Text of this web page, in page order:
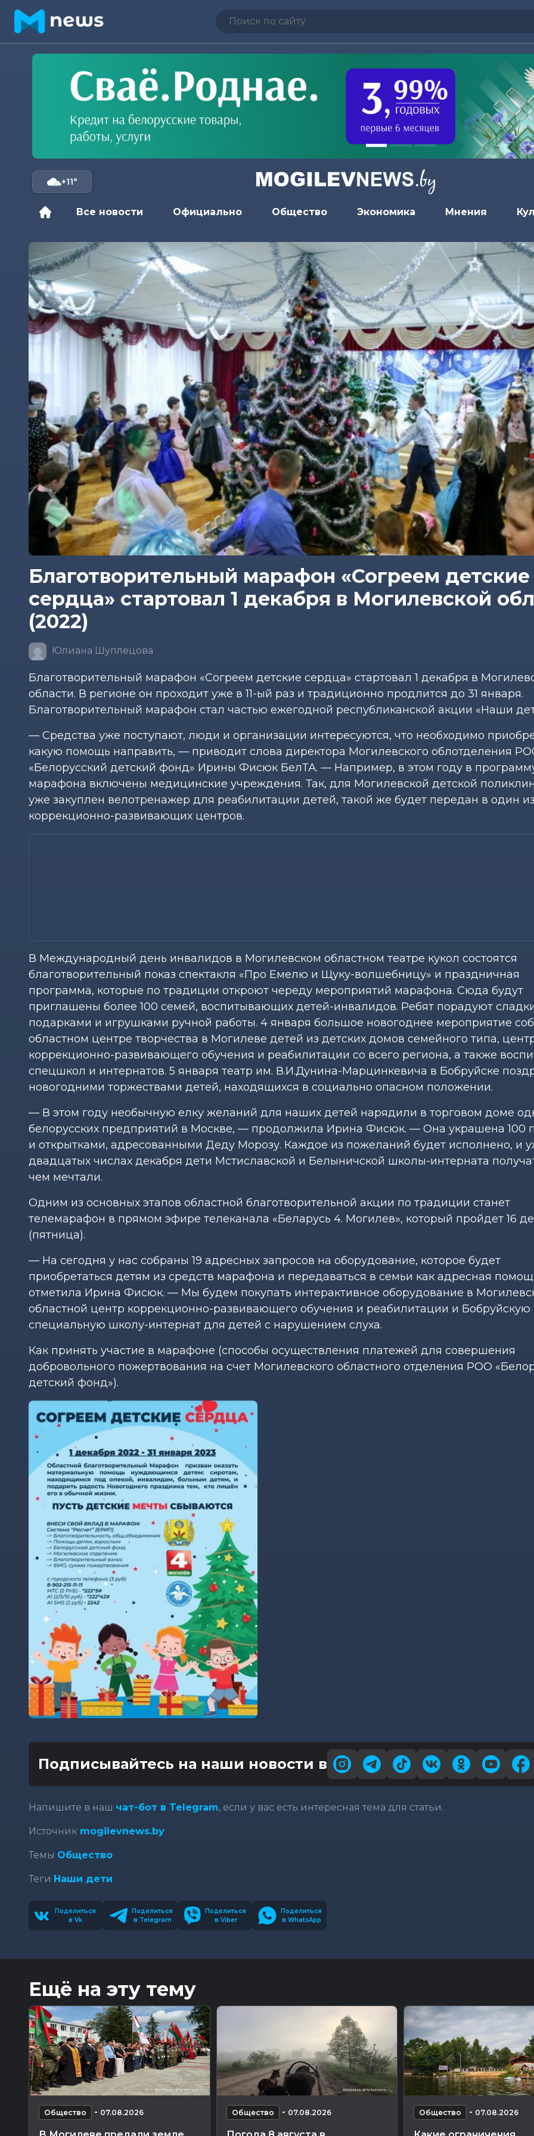
+11°
Все новости Официально Общество Экономика Мнения
Благотворительный марафон «Согреем детские
сердца» стартовал 1 декабря в Могилевской
(2022)
Юлиана Шуплецова
Благотворительный марафон «Согреем детские сердца» стартовал 1 декабря в
области. В регионе он проходит уже в 11-ый раз и традиционно продлится до 31 января.
Благотворительный марафон стал частью ежегодной республиканской акции «Наши
— Средства уже поступают, люди и организации интересуются, что необходимо
какую помощь направить, — приводит слова директора Могилевского облотделения
«Белорусский детский фонд» Ирины Фисюк БелТА. — Например, в этом году в
марафона включены медицинские учреждения. Так, для Могилевской детской
уже закуплен велотренажер для реабилитации детей, такой же будет передан в один из
коррекционно-развивающих центров.
В Международный день инвалидов в Могилевском областном театре кукол состоятся
благотворительный показ спектакля «Про Емелю и Щуку-волшебницу» и праздничная
программа, которые по традиции откроют череду мероприятий марафона. Сюда будут
приглашены более 100 семей, воспитывающих детей-инвалидов. Ребят порадуют
подарками и игрушками ручной работы. 4 января большое новогоднее мероприятие
областном центре творчества в Могилеве детей из детских домов семейного типа,
коррекционно-развивающего обучения и реабилитации со всего региона, а также
спецшкол и интернатов. 5 января театр им. В.И.Дунина-Марцинкевича в Бобруйске
новогодними торжествами детей, находящихся в социально опасном положении.
— В этом году необычную елку желаний для наших детей нарядили в торговом доме
белорусских предприятий в Москве, — продолжила Ирина Фисюк. — Она украшена 100
и открытками, адресованными Деду Морозу. Каждое из пожеланий будет исполнено, и
двадцатых числах декабря дети Мстиславской и Белыничской школы-интерната
чем мечтали.
Одним из основных этапов областной благотворительной акции по традиции станет
телемарафон в прямом эфире телеканала «Беларусь 4. Могилев», который пройдет 16
(пятница).
— На сегодня у нас собраны 19 адресных запросов на оборудование, которое будет
приобретаться детям из средств марафона и передаваться в семьи как адресная
отметила Ирина Фисюк. — Мы будем покупать интерактивное оборудование в
областной центр коррекционно-развивающего обучения и реабилитации и Бобруйскую
специальную школу-интернат для детей с нарушением слуха.
Как принять участие в марафоне (способы осуществления платежей для совершения
добровольного пожертвования на счет Могилевского областного отделения РОО
детский фонд»).
Подписывайтесь на наши новости в
Напишите в наш чат-бот в Telegram, если у вас есть интересная тема для статьи.
Источник mogilevnews.by
Темы Общество
Теги Наши дети
Поделиться
в Vk
Поделиться
в Telegram
Поделиться
в Viber
Поделиться
в WhatsApp
Ещё на эту тему
Общество - 07.08.2026 Общество - 07.08.2026 Общество - 07.08.2026